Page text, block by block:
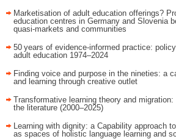
Marketisation of adult education offerings?
education centres in Germany and Slovenia
quasi-markets and communities
50 years of evidence‑informed practice:
adult education 1974–2024
Finding voice and purpose in the nineties: a
and learning through creative outlet
Transformative learning theory and
the literature (2000–2025)
Learning with dignity: a Capability approach
as spaces of holistic language learning and